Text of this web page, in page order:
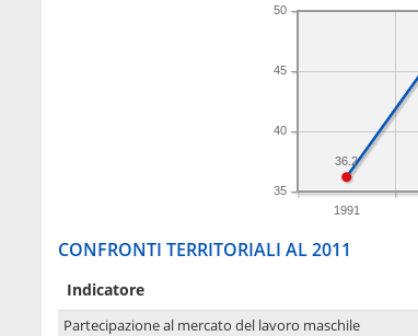
1991
35
40
45
50
36.2
CONFRONTI TERRITORIALI AL 2011
Indicatore
Partecipazione al mercato del lavoro maschile